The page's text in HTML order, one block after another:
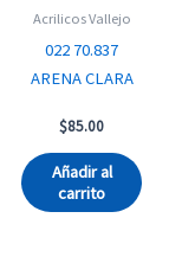
Acrilicos Vallejo
022 70.837
ARENA CLARA
$85.00
Añadir al
carrito